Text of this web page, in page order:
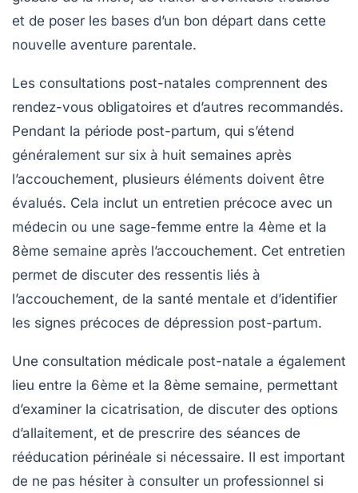
et de poser les bases d’un bon départ dans cette
nouvelle aventure parentale.
Les consultations post-natales comprennent des
rendez-vous obligatoires et d’autres recommandés.
Pendant la période post-partum, qui s’étend
généralement sur six à huit semaines après
l’accouchement, plusieurs éléments doivent être
évalués. Cela inclut un entretien précoce avec un
médecin ou une sage-femme entre la 4ème et la
8ème semaine après l’accouchement. Cet entretien
permet de discuter des ressentis liés à
l’accouchement, de la santé mentale et d’identifier
les signes précoces de dépression post-partum.
Une consultation médicale post-natale a également
lieu entre la 6ème et la 8ème semaine, permettant
d’examiner la cicatrisation, de discuter des options
d’allaitement, et de prescrire des séances de
rééducation périnéale si nécessaire. Il est important
de ne pas hésiter à consulter un professionnel si